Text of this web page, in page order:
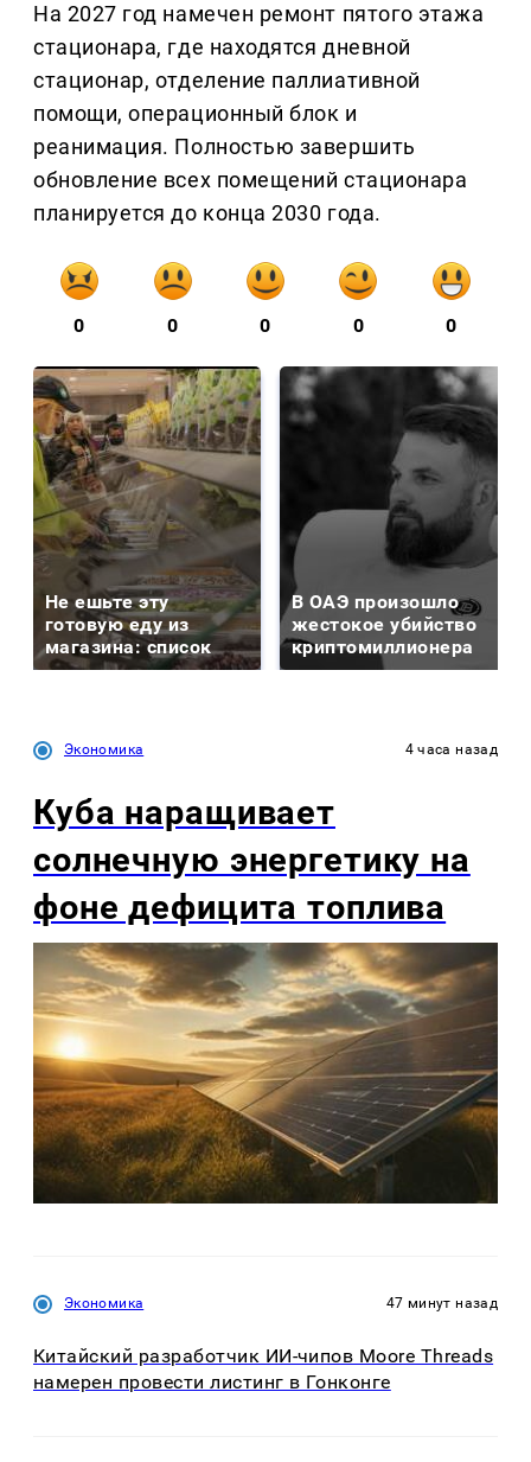
На 2027 год намечен ремонт пятого этажа
стационара, где находятся дневной
стационар, отделение паллиативной
помощи, операционный блок и
реанимация. Полностью завершить
обновление всех помещений стационара
планируется до конца 2030 года.
0 0 0 0 0
Не ешьте эту
готовую еду из
магазина: список
В ОАЭ произошло
жестокое убийство
криптомиллионера
Экономика 4 часа назад
Куба наращивает
солнечную энергетику на
фоне дефицита топлива
Экономика 47 минут назад
Китайский разработчик ИИ-чипов Moore Threads
намерен провести листинг в Гонконге